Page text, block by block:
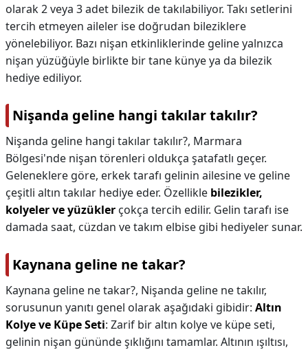
olarak 2 veya 3 adet bilezik de takılabiliyor. Takı setlerini
tercih etmeyen aileler ise doğrudan bileziklere
yönelebiliyor. Bazı nişan etkinliklerinde geline yalnızca
nişan yüzüğüyle birlikte bir tane künye ya da bilezik
hediye ediliyor.
Nişanda geline hangi takılar takılır?
Nişanda geline hangi takılar takılır?, Marmara
Bölgesi'nde nişan törenleri oldukça şatafatlı geçer.
Geleneklere göre, erkek tarafı gelinin ailesine ve geline
çeşitli altın takılar hediye eder. Özellikle bilezikler,
kolyeler ve yüzükler çokça tercih edilir. Gelin tarafı ise
damada saat, cüzdan ve takım elbise gibi hediyeler sunar.
Kaynana geline ne takar?
Kaynana geline ne takar?, Nişanda geline ne takılır,
sorusunun yanıtı genel olarak aşağıdaki gibidir: Altın
Kolye ve Küpe Seti: Zarif bir altın kolye ve küpe seti,
gelinin nişan gününde şıklığını tamamlar. Altının ışıltısı,